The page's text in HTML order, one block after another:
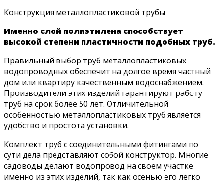
Конструкция металлопластиковой трубы
Именно слой полиэтилена способствует
высокой степени пластичности подобных труб.
Правильный выбор труб металлопластиковых
водопроводных обеспечит на долгое время частный
дом или квартиру качественным водоснабжением.
Производители этих изделий гарантируют работу
труб на срок более 50 лет. Отличительной
особенностью металлопластиковых труб является
удобство и простота установки.
Комплект труб с соединительными фитингами по
сути дела представляют собой конструктор. Многие
садоводы делают водопровод на своем участке
именно из этих изделий, так как осенью его легко